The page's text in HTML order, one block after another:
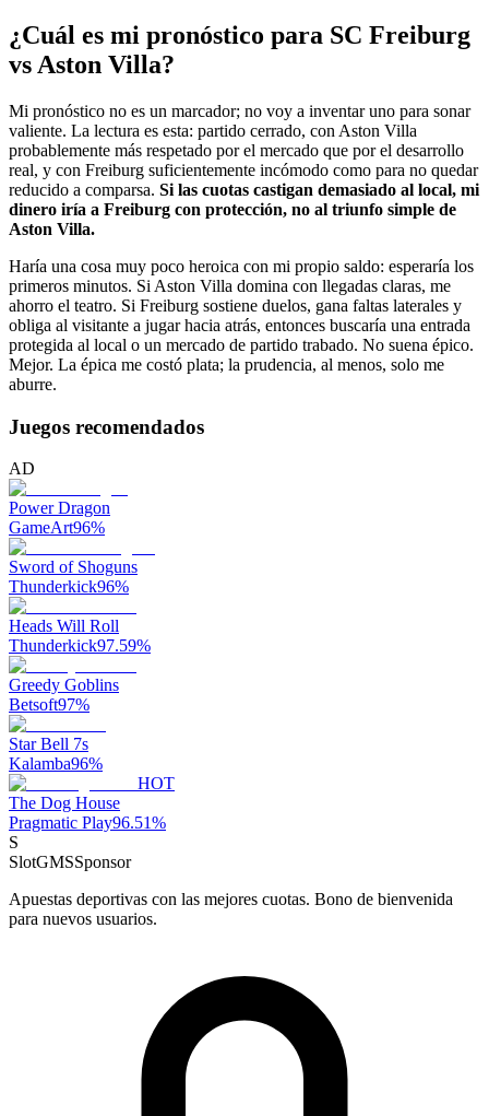
¿Cuál es mi pronóstico para SC Freiburg
vs Aston Villa?
Mi pronóstico no es un marcador; no voy a inventar uno para sonar
valiente. La lectura es esta: partido cerrado, con Aston Villa
probablemente más respetado por el mercado que por el desarrollo
real, y con Freiburg suficientemente incómodo como para no quedar
reducido a comparsa. Si las cuotas castigan demasiado al local, mi
dinero iría a Freiburg con protección, no al triunfo simple de
Aston Villa.
Haría una cosa muy poco heroica con mi propio saldo: esperaría los
primeros minutos. Si Aston Villa domina con llegadas claras, me
ahorro el teatro. Si Freiburg sostiene duelos, gana faltas laterales y
obliga al visitante a jugar hacia atrás, entonces buscaría una entrada
protegida al local o un mercado de partido trabado. No suena épico.
Mejor. La épica me costó plata; la prudencia, al menos, solo me
aburre.
Juegos recomendados
AD
Power Dragon
GameArt96%
Sword of Shoguns
Thunderkick96%
Heads Will Roll
Thunderkick97.59%
Greedy Goblins
Betsoft97%
Star Bell 7s
Kalamba96%
HOT
The Dog House
Pragmatic Play96.51%
S
SlotGMSSponsor
Apuestas deportivas con las mejores cuotas. Bono de bienvenida
para nuevos usuarios.